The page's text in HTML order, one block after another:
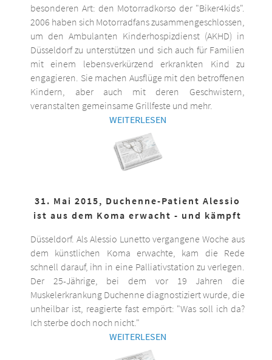
besonderen Art: den Motorradkorso der "Biker4kids".
2006 haben sich Motorradfans zusammengeschlossen,
um den Ambulanten Kinderhospizdienst (AKHD) in
Düsseldorf zu unterstützen und sich auch für Familien
mit einem lebensverkürzend erkrankten Kind zu
engagieren. Sie machen Ausflüge mit den betroffenen
Kindern, aber auch mit deren Geschwistern,
veranstalten gemeinsame Grillfeste und mehr.
WEITERLESEN
31. Mai 2015, Duchenne-Patient Alessio
ist aus dem Koma erwacht - und kämpft
Düsseldorf. Als Alessio Lunetto vergangene Woche aus
dem künstlichen Koma erwachte, kam die Rede
schnell darauf, ihn in eine Palliativstation zu verlegen.
Der 25-Jährige, bei dem vor 19 Jahren die
Muskelerkrankung Duchenne diagnostiziert wurde, die
unheilbar ist, reagierte fast empört: "Was soll ich da?
Ich sterbe doch noch nicht."
WEITERLESEN